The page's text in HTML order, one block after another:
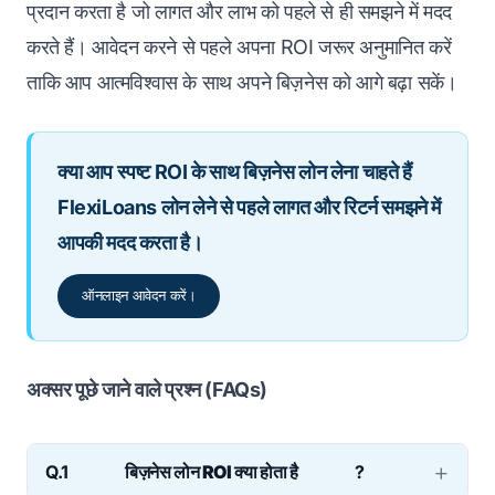
प्रदान करता है जो लागत और लाभ को पहले से ही समझने में मदद
करते हैं। आवेदन करने से पहले अपना ROI जरूर अनुमानित करें
ताकि आप आत्मविश्वास के साथ अपने बिज़नेस को आगे बढ़ा सकें।
क्या आप स्पष्ट ROI के साथ बिज़नेस लोन लेना चाहते हैं
FlexiLoans लोन लेने से पहले लागत और रिटर्न समझने में
आपकी मदद करता है।
ऑनलाइन आवेदन करें।
अक्सर पूछे जाने वाले प्रश्न (FAQs)
Q.1 बिज़नेस लोन ROI क्या होता है ?